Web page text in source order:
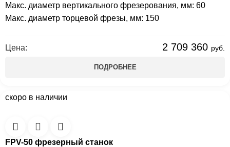
Цена: 2 709 360 руб.
Макс. диаметр вертикального фрезерования, мм: 60
Макс. диаметр торцевой фрезы, мм: 150
ПОДРОБНЕЕ
скоро в наличии
FPV-50 фрезерный станок